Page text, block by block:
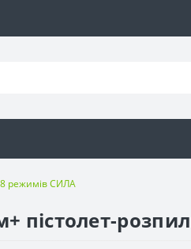
8 режимів СИЛА
пістолет-